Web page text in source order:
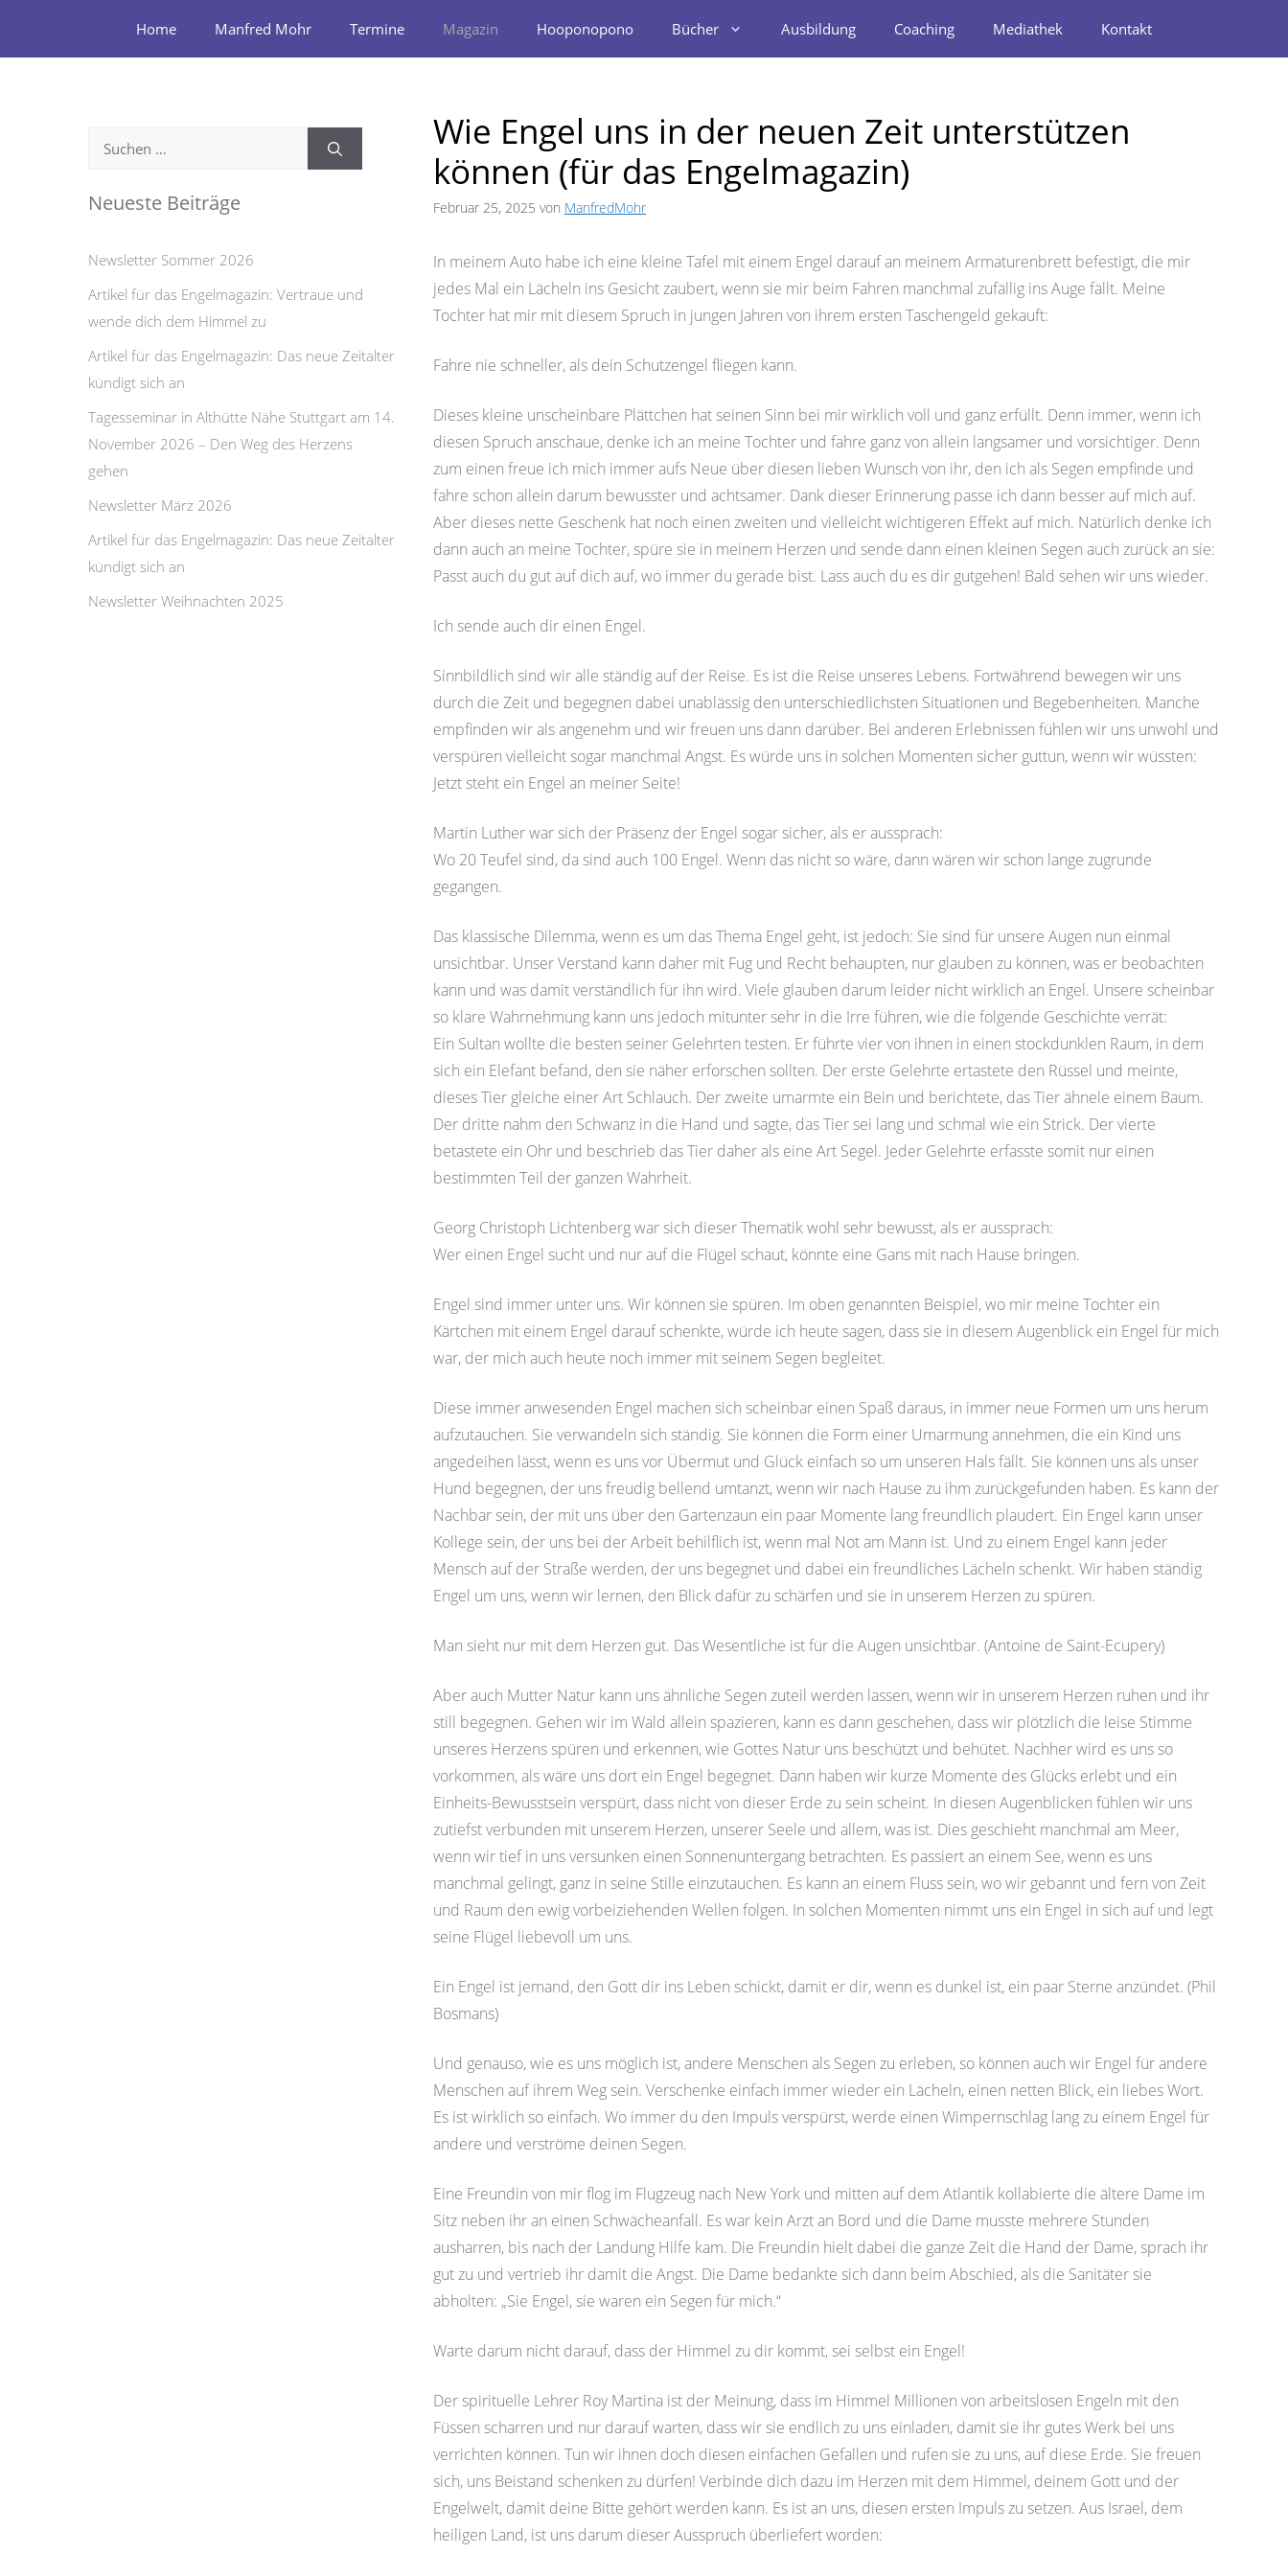
Home Manfred Mohr Termine Magazin Hooponopono Bücher Ausbildung Coaching Mediathek Kontakt
Wie Engel uns in der neuen Zeit unterstützen
können (für das Engelmagazin)
Februar 25, 2025 von ManfredMohr
In meinem Auto habe ich eine kleine Tafel mit einem Engel darauf an meinem Armaturenbrett befestigt, die mir
jedes Mal ein Lächeln ins Gesicht zaubert, wenn sie mir beim Fahren manchmal zufällig ins Auge fällt. Meine
Tochter hat mir mit diesem Spruch in jungen Jahren von ihrem ersten Taschengeld gekauft:
Fahre nie schneller, als dein Schutzengel fliegen kann.
Dieses kleine unscheinbare Plättchen hat seinen Sinn bei mir wirklich voll und ganz erfüllt. Denn immer, wenn ich
diesen Spruch anschaue, denke ich an meine Tochter und fahre ganz von allein langsamer und vorsichtiger. Denn
zum einen freue ich mich immer aufs Neue über diesen lieben Wunsch von ihr, den ich als Segen empfinde und
fahre schon allein darum bewusster und achtsamer. Dank dieser Erinnerung passe ich dann besser auf mich auf.
Aber dieses nette Geschenk hat noch einen zweiten und vielleicht wichtigeren Effekt auf mich. Natürlich denke ich
dann auch an meine Tochter, spüre sie in meinem Herzen und sende dann einen kleinen Segen auch zurück an sie:
Passt auch du gut auf dich auf, wo immer du gerade bist. Lass auch du es dir gutgehen! Bald sehen wir uns wieder.
Ich sende auch dir einen Engel.
Sinnbildlich sind wir alle ständig auf der Reise. Es ist die Reise unseres Lebens. Fortwährend bewegen wir uns
durch die Zeit und begegnen dabei unablässig den unterschiedlichsten Situationen und Begebenheiten. Manche
empfinden wir als angenehm und wir freuen uns dann darüber. Bei anderen Erlebnissen fühlen wir uns unwohl und
verspüren vielleicht sogar manchmal Angst. Es würde uns in solchen Momenten sicher guttun, wenn wir wüssten:
Jetzt steht ein Engel an meiner Seite!
Martin Luther war sich der Präsenz der Engel sogar sicher, als er aussprach:
Wo 20 Teufel sind, da sind auch 100 Engel. Wenn das nicht so wäre, dann wären wir schon lange zugrunde
gegangen.
Das klassische Dilemma, wenn es um das Thema Engel geht, ist jedoch: Sie sind für unsere Augen nun einmal
unsichtbar. Unser Verstand kann daher mit Fug und Recht behaupten, nur glauben zu können, was er beobachten
kann und was damit verständlich für ihn wird. Viele glauben darum leider nicht wirklich an Engel. Unsere scheinbar
so klare Wahrnehmung kann uns jedoch mitunter sehr in die Irre führen, wie die folgende Geschichte verrät:
Ein Sultan wollte die besten seiner Gelehrten testen. Er führte vier von ihnen in einen stockdunklen Raum, in dem
sich ein Elefant befand, den sie näher erforschen sollten. Der erste Gelehrte ertastete den Rüssel und meinte,
dieses Tier gleiche einer Art Schlauch. Der zweite umarmte ein Bein und berichtete, das Tier ähnele einem Baum.
Der dritte nahm den Schwanz in die Hand und sagte, das Tier sei lang und schmal wie ein Strick. Der vierte
betastete ein Ohr und beschrieb das Tier daher als eine Art Segel. Jeder Gelehrte erfasste somit nur einen
bestimmten Teil der ganzen Wahrheit.
Georg Christoph Lichtenberg war sich dieser Thematik wohl sehr bewusst, als er aussprach:
Wer einen Engel sucht und nur auf die Flügel schaut, könnte eine Gans mit nach Hause bringen.
Engel sind immer unter uns. Wir können sie spüren. Im oben genannten Beispiel, wo mir meine Tochter ein
Kärtchen mit einem Engel darauf schenkte, würde ich heute sagen, dass sie in diesem Augenblick ein Engel für mich
war, der mich auch heute noch immer mit seinem Segen begleitet.
Diese immer anwesenden Engel machen sich scheinbar einen Spaß daraus, in immer neue Formen um uns herum
aufzutauchen. Sie verwandeln sich ständig. Sie können die Form einer Umarmung annehmen, die ein Kind uns
angedeihen lässt, wenn es uns vor Übermut und Glück einfach so um unseren Hals fällt. Sie können uns als unser
Hund begegnen, der uns freudig bellend umtanzt, wenn wir nach Hause zu ihm zurückgefunden haben. Es kann der
Nachbar sein, der mit uns über den Gartenzaun ein paar Momente lang freundlich plaudert. Ein Engel kann unser
Kollege sein, der uns bei der Arbeit behilflich ist, wenn mal Not am Mann ist. Und zu einem Engel kann jeder
Mensch auf der Straße werden, der uns begegnet und dabei ein freundliches Lächeln schenkt. Wir haben ständig
Engel um uns, wenn wir lernen, den Blick dafür zu schärfen und sie in unserem Herzen zu spüren.
Man sieht nur mit dem Herzen gut. Das Wesentliche ist für die Augen unsichtbar. (Antoine de Saint-Ecupery)
Aber auch Mutter Natur kann uns ähnliche Segen zuteil werden lassen, wenn wir in unserem Herzen ruhen und ihr
still begegnen. Gehen wir im Wald allein spazieren, kann es dann geschehen, dass wir plötzlich die leise Stimme
unseres Herzens spüren und erkennen, wie Gottes Natur uns beschützt und behütet. Nachher wird es uns so
vorkommen, als wäre uns dort ein Engel begegnet. Dann haben wir kurze Momente des Glücks erlebt und ein
Einheits-Bewusstsein verspürt, dass nicht von dieser Erde zu sein scheint. In diesen Augenblicken fühlen wir uns
zutiefst verbunden mit unserem Herzen, unserer Seele und allem, was ist. Dies geschieht manchmal am Meer,
wenn wir tief in uns versunken einen Sonnenuntergang betrachten. Es passiert an einem See, wenn es uns
manchmal gelingt, ganz in seine Stille einzutauchen. Es kann an einem Fluss sein, wo wir gebannt und fern von Zeit
und Raum den ewig vorbeiziehenden Wellen folgen. In solchen Momenten nimmt uns ein Engel in sich auf und legt
seine Flügel liebevoll um uns.
Ein Engel ist jemand, den Gott dir ins Leben schickt, damit er dir, wenn es dunkel ist, ein paar Sterne anzündet. (Phil
Bosmans)
Und genauso, wie es uns möglich ist, andere Menschen als Segen zu erleben, so können auch wir Engel für andere
Menschen auf ihrem Weg sein. Verschenke einfach immer wieder ein Lächeln, einen netten Blick, ein liebes Wort.
Es ist wirklich so einfach. Wo immer du den Impuls verspürst, werde einen Wimpernschlag lang zu einem Engel für
andere und verströme deinen Segen.
Eine Freundin von mir flog im Flugzeug nach New York und mitten auf dem Atlantik kollabierte die ältere Dame im
Sitz neben ihr an einen Schwächeanfall. Es war kein Arzt an Bord und die Dame musste mehrere Stunden
ausharren, bis nach der Landung Hilfe kam. Die Freundin hielt dabei die ganze Zeit die Hand der Dame, sprach ihr
gut zu und vertrieb ihr damit die Angst. Die Dame bedankte sich dann beim Abschied, als die Sanitäter sie
abholten: „Sie Engel, sie waren ein Segen für mich.“
Warte darum nicht darauf, dass der Himmel zu dir kommt, sei selbst ein Engel!
Der spirituelle Lehrer Roy Martina ist der Meinung, dass im Himmel Millionen von arbeitslosen Engeln mit den
Füssen scharren und nur darauf warten, dass wir sie endlich zu uns einladen, damit sie ihr gutes Werk bei uns
verrichten können. Tun wir ihnen doch diesen einfachen Gefallen und rufen sie zu uns, auf diese Erde. Sie freuen
sich, uns Beistand schenken zu dürfen! Verbinde dich dazu im Herzen mit dem Himmel, deinem Gott und der
Engelwelt, damit deine Bitte gehört werden kann. Es ist an uns, diesen ersten Impuls zu setzen. Aus Israel, dem
heiligen Land, ist uns darum dieser Ausspruch überliefert worden:
Suchen
Neueste Beiträge
Newsletter Sommer 2026
Artikel für das Engelmagazin: Vertraue und
wende dich dem Himmel zu
Artikel für das Engelmagazin: Das neue Zeitalter
kündigt sich an
Tagesseminar in Althütte Nähe Stuttgart am 14.
November 2026 – Den Weg des Herzens
gehen
Newsletter März 2026
Artikel für das Engelmagazin: Das neue Zeitalter
kündigt sich an
Newsletter Weihnachten 2025